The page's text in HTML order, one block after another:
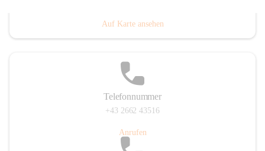
Auf Karte ansehen
Telefonnummer
+43 2662 43516
Anrufen